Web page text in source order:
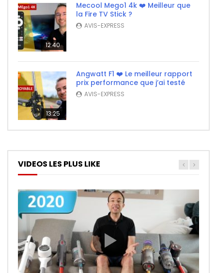
12:40
Mecool Mego1 4k ❤️ Meilleur que
la Fire TV Stick ?
AVIS-EXPRESS
13:25
Angwatt F1 ❤️ Le meilleur rapport
prix performance que j’ai testé
AVIS-EXPRESS
VIDEOS LES PLUS LIKE